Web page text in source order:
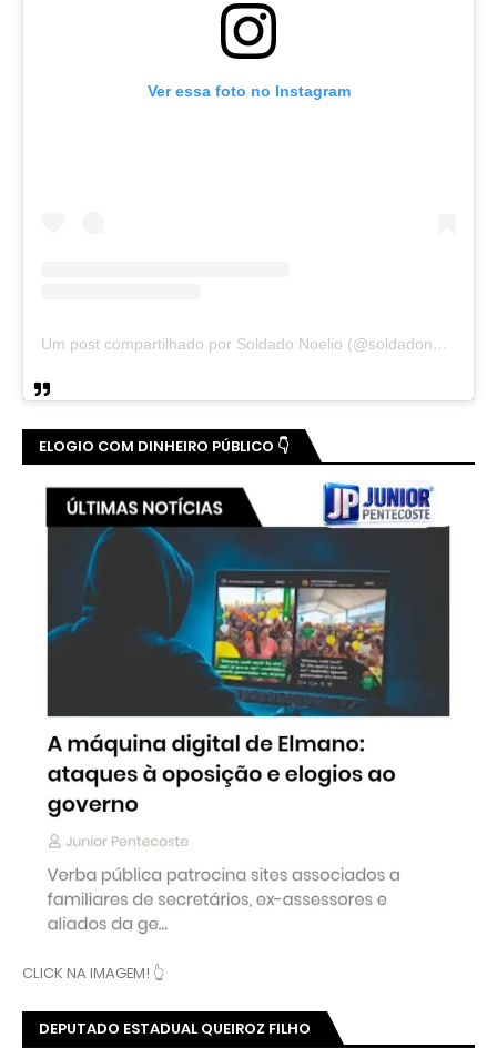
Ver essa foto no Instagram
Um post compartilhado por Soldado Noelio (@soldadonoelio)
ELOGIO COM DINHEIRO PÚBLICO 👇
CLICK NA IMAGEM! 👆
DEPUTADO ESTADUAL QUEIROZ FILHO